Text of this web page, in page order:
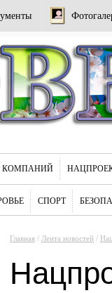
КОМПАНИЙ
СПОРТ
Главная / Лента новостей /